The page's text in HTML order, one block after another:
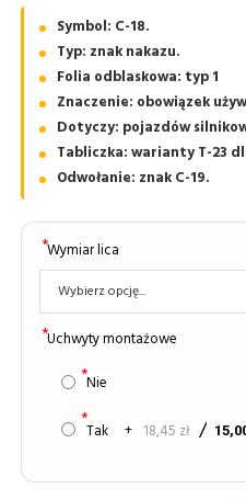
Symbol: C-18.
Typ: znak nakazu.
Folia odblaskowa: typ 1
Znaczenie: obowiązek
Dotyczy: pojazdów
Tabliczka: warianty T-23
Odwołanie: znak C-19.
Wymiar lica
Uchwyty montażowe
Nie
Tak + 18,45 zł